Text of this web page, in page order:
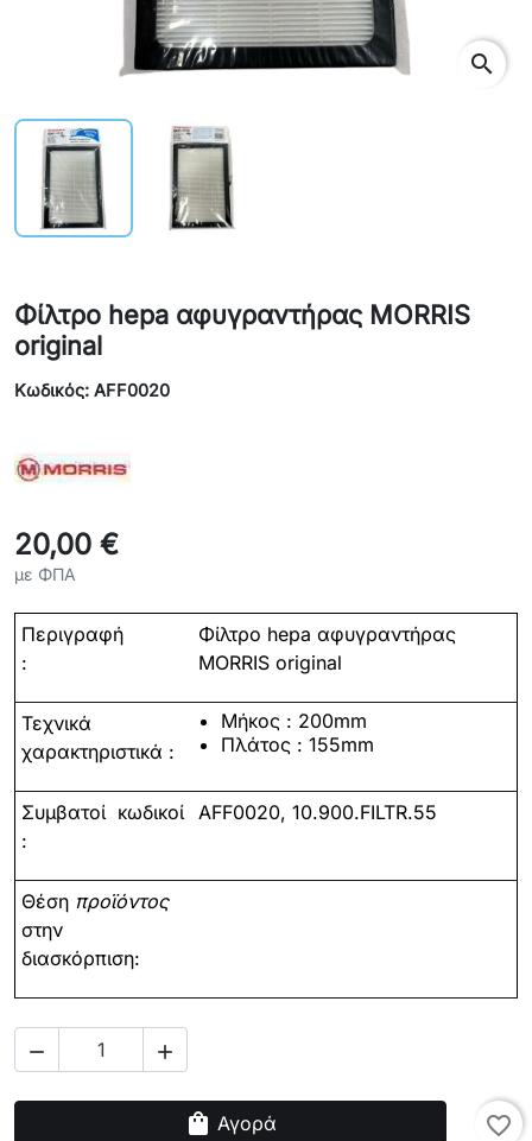
search
Φίλτρο hepa αφυγραντήρας MORRIS
original
Κωδικός: AFF0020
20,00 €
με ΦΠΑ
Περιγραφή
:
Φίλτρο hepa αφυγραντήρας
MORRIS original
Τεχνικά
χαρακτηριστικά :
Μήκος : 200mm
Πλάτος :155mm
Συμβατοί κωδικοί
:
AFF0020, 10.900.FILTR.55
Θέση προϊόντος
στην
διασκόρπιση:
 
shopping_bag Αγορά favorite_border